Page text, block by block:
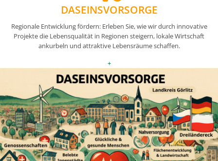
DASEINSVORSORGE
Regionale Entwicklung fördern: Erleben Sie, wie wir durch innovative
Projekte die Lebensqualität in Regionen steigern, lokale Wirtschaft
ankurbeln und attraktive Lebensräume schaffen.
+